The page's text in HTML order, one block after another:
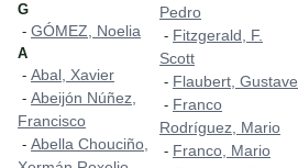
G
- GÓMEZ, Noelia
A
- Abal, Xavier
- Abeijón Núñez,
Francisco
- Abella Chouciño,
Pedro
- Fitzgerald, F.
Scott
- Flaubert, Gustave
- Franco
Rodríguez, Mario
- Franco, Mario